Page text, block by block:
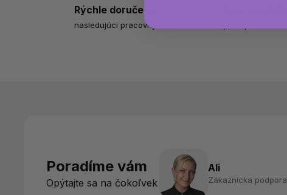
Rýchle doručenie
nasledujúci pracovný deň
Poradíme vám
Opýtajte sa na čokoľvek
Ali
Zákaznícka podpora